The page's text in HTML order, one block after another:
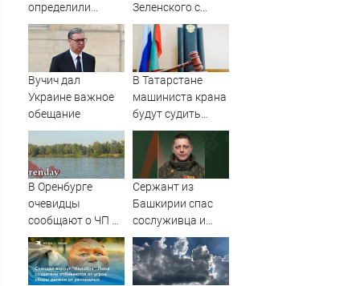
определили
судьбу военных
баз
Зеленского с
портретами
Путина
Вучич дал
Украине важное
обещание
В Татарстане
машиниста крана
будут судить
после падения
рабочего с 10-
метровой высоты
09/08/2026 –
Новости
В Оренбурге
очевидцы
сообщают о ЧП на
озере Старица
Сержант из
Башкирии спас
сослуживца и
получил ранение
в зоне СВО